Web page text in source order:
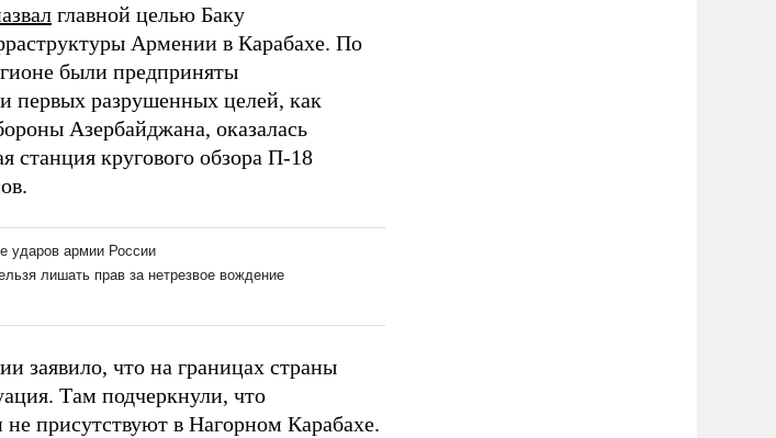
главной целью Баку
Армении в Карабахе. По
были предприняты
первых разрушенных целей, как
Азербайджана, оказалась
станция кругового обзора П-18
заявило, что на границах страны
Там подчеркнули, что
присутствуют в Нагорном Карабахе.